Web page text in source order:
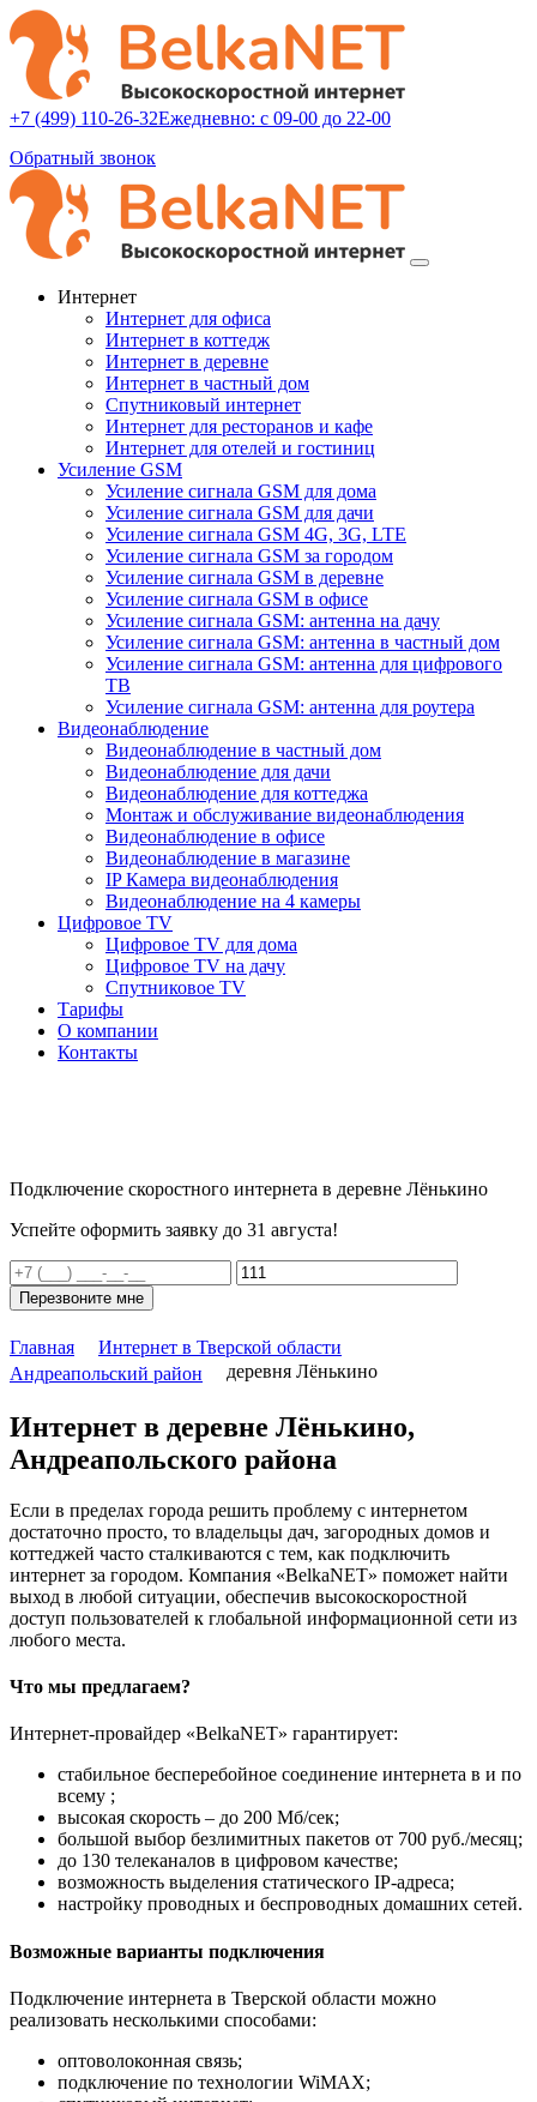
+7 (499) 110-26-32Ежедневно: с 09-00 до 22-00
Обратный звонок
Интернет
Интернет для офиса
Интернет в коттедж
Интернет в деревне
Интернет в частный дом
Спутниковый интернет
Интернет для ресторанов и кафе
Интернет для отелей и гостиниц
Усиление GSM
Усиление сигнала GSM для дома
Усиление сигнала GSM для дачи
Усиление сигнала GSM 4G, 3G, LTE
Усиление сигнала GSM за городом
Усиление сигнала GSM в деревне
Усиление сигнала GSM в офисе
Усиление сигнала GSM: антенна на дачу
Усиление сигнала GSM: антенна в частный дом
Усиление сигнала GSM: антенна для цифрового
ТВ
Усиление сигнала GSM: антенна для роутера
Видеонаблюдение
Видеонаблюдение в частный дом
Видеонаблюдение для дачи
Видеонаблюдение для коттеджа
Монтаж и обслуживание видеонаблюдения
Видеонаблюдение в офисе
Видеонаблюдение в магазине
IP Камера видеонаблюдения
Видеонаблюдение на 4 камеры
Цифровое TV
Цифровое TV для дома
Цифровое TV на дачу
Спутниковое TV
Тарифы
О компании
Контакты
Подключение скоростного интернета в деревне Лёнькино
Успейте оформить заявку до 31 августа!
Перезвоните мне
Главная
Интернет в Тверской области
Андреапольский район
деревня Лёнькино
Интернет в деревне Лёнькино,
Андреапольского района
Если в пределах города решить проблему с интернетом
достаточно просто, то владельцы дач, загородных домов и
коттеджей часто сталкиваются с тем, как подключить
интернет за городом. Компания «BelkaNET» поможет найти
выход в любой ситуации, обеспечив высокоскоростной
доступ пользователей к глобальной информационной сети из
любого места.
Что мы предлагаем?
Интернет-провайдер «BelkaNET» гарантирует:
стабильное бесперебойное соединение интернета в и по
всему ;
высокая скорость – до 200 Мб/сек;
большой выбор безлимитных пакетов от 700 руб./месяц;
до 130 телеканалов в цифровом качестве;
возможность выделения статического IP-адреса;
настройку проводных и беспроводных домашних сетей.
Возможные варианты подключения
Подключение интернета в Тверской области можно
реализовать несколькими способами:
оптоволоконная связь;
подключение по технологии WiMAX;